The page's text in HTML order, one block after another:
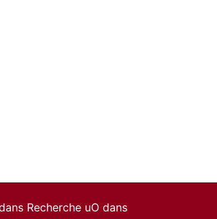
Recherche uO dans